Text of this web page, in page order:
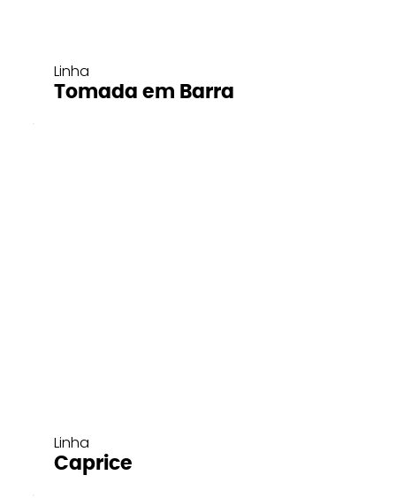
Linha
Tomada em Barra
Linha
Caprice